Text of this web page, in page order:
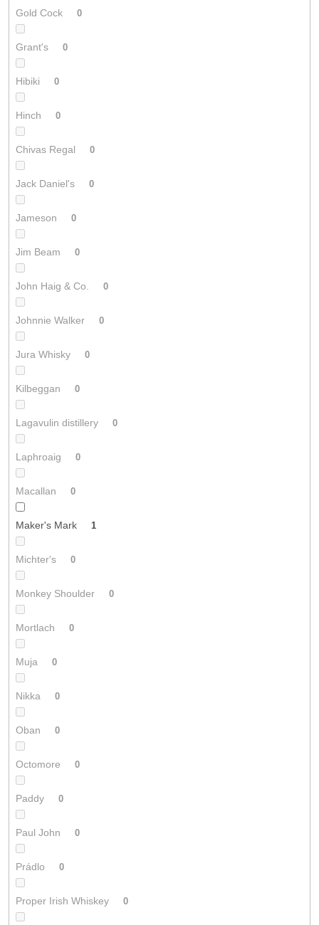
Gold Cock 0
Grant's 0
Hibiki 0
Hinch 0
Chivas Regal 0
Jack Daniel's 0
Jameson 0
Jim Beam 0
John Haig & Co. 0
Johnnie Walker 0
Jura Whisky 0
Kilbeggan 0
Lagavulin distillery 0
Laphroaig 0
Macallan 0
Maker's Mark 1
Michter's 0
Monkey Shoulder 0
Mortlach 0
Muja 0
Nikka 0
Oban 0
Octomore 0
Paddy 0
Paul John 0
Prádlo 0
Proper Irish Whiskey 0